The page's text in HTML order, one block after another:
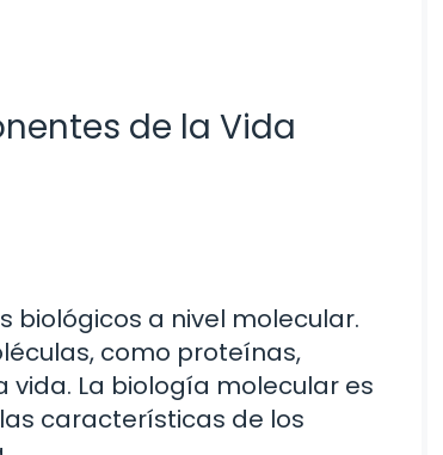
de la Vida
biológicos a nivel molecular.
como proteínas,
La biología molecular es
características de los